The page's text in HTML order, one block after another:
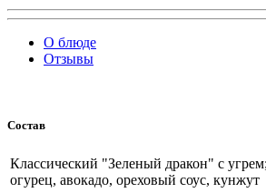
О блюде
Отзывы
Состав
Классический "Зеленый дракон" с
огурец, авокадо, ореховый соус, кунжут